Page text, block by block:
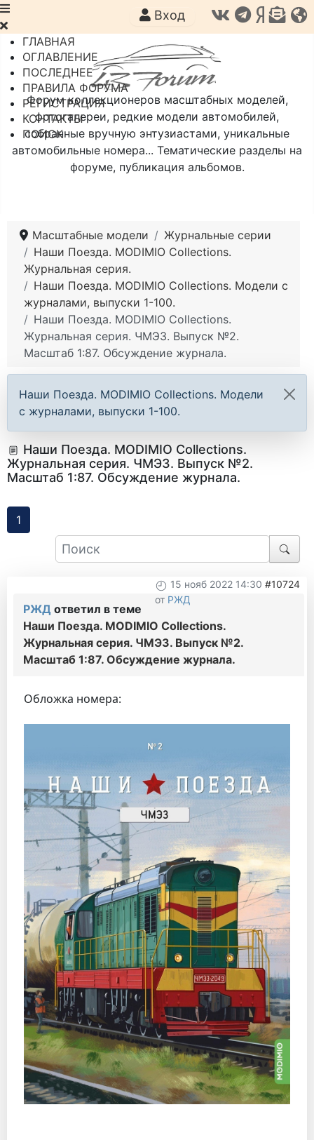
Форум коллекционеров масштабных моделей,
фотогалереи, редкие модели автомобилей,
собранные вручную энтузиастами, уникальные
автомобильные номера... Тематические разделы на
форуме, публикация альбомов.
Вход
ГЛАВНАЯ
ОГЛАВЛЕНИЕ
ПОСЛЕДНЕЕ
ПРАВИЛА ФОРУМА
РЕГИСТРАЦИЯ
КОНТАКТЫ
ПОИСК
Масштабные модели
Журнальные серии
Наши Поезда. MODIMIO Collections.
Журнальная серия.
Наши Поезда. MODIMIO Collections. Модели с
журналами, выпуски 1-100.
Наши Поезда. MODIMIO Collections.
Журнальная серия. ЧМЭ3. Выпуск №2.
Масштаб 1:87. Обсуждение журнала.
Наши Поезда. MODIMIO Collections. Модели
с журналами, выпуски 1-100.
Наши Поезда. MODIMIO Collections.
Журнальная серия. ЧМЭ3. Выпуск №2.
Масштаб 1:87. Обсуждение журнала.
1
15 нояб 2022 14:30 #10724
от РЖД
РЖД ответил в теме
Наши Поезда. MODIMIO Collections.
Журнальная серия. ЧМЭ3. Выпуск №2.
Масштаб 1:87. Обсуждение журнала.
Обложка номера: